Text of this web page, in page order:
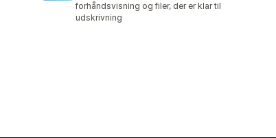
forhåndsvisning og filer, der er klar til
udskrivning